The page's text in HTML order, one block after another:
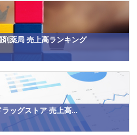
薬局 売上高ランキング
ラッグストア 売上高...